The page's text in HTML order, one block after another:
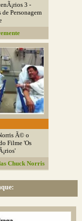
3 -
de Personagem
Ã© o
Filme 'Os
Chuck Norris